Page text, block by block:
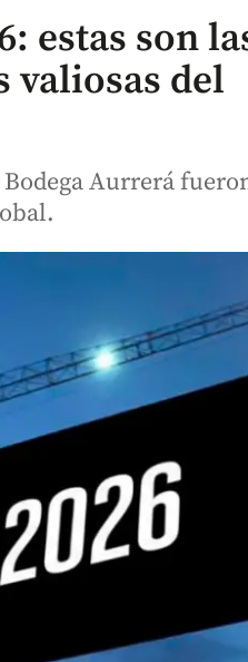
estas son
valiosas del
Aurrerá